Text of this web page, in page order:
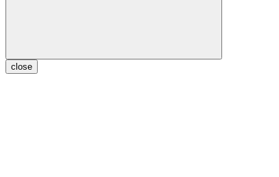
close